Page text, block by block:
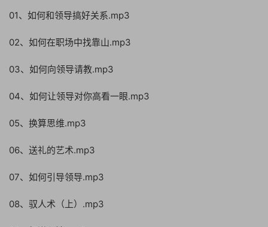
01、如何和领导搞好关系.mp3
02、如何在职场中找靠山.mp3
03、如何向领导请教.mp3
04、如何让领导对你高看一眼.mp3
05、换算思维.mp3
06、送礼的艺术.mp3
07、如何引导领导.mp3
08、驭人术（上）.mp3